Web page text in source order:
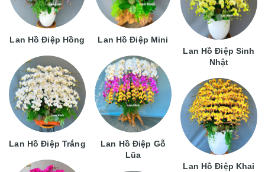
Lan Hồ Điệp Hồng
Lan Hồ Điệp Trắng
Lan Hồ Điệp Mini
Lan Hồ Điệp Gỗ
Lũa
Lan Hồ Điệp Sinh
Nhật
Lan Hồ Điệp Khai